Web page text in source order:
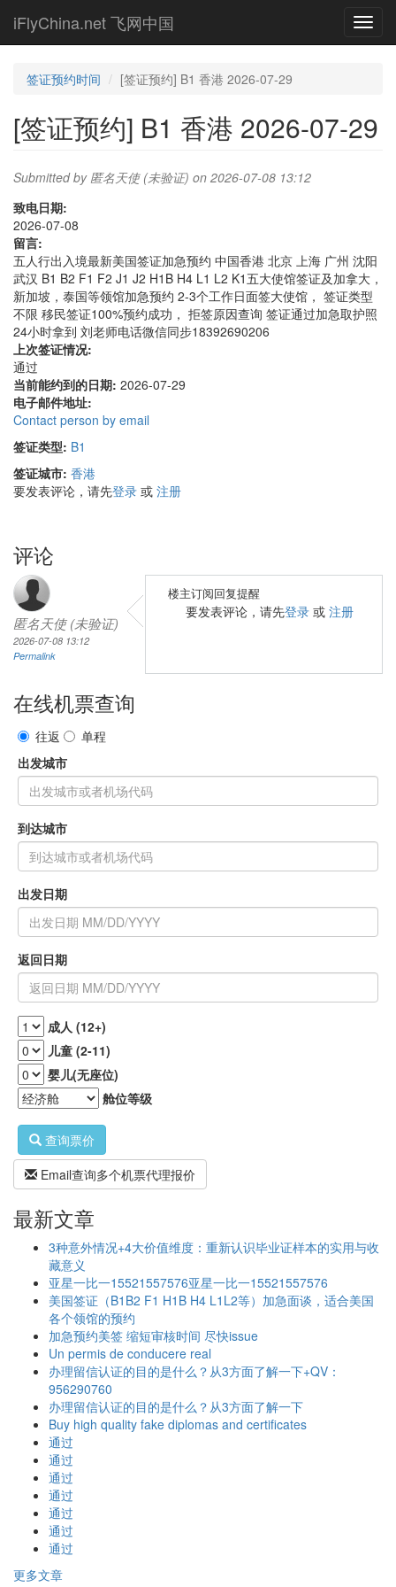
main
iFlyChina.net 飞网中国
签证预约时间 [签证预约] B1 香港 2026-07-29
[签证预约] B1 香港 2026-07-29
Submitted by 匿名天使 (未验证) on 2026-07-08 13:12
致电日期:
2026-07-08
留言:
五人行出入境最新美国签证加急预约 中国香港 北京 上海 广州 沈阳
武汉 B1 B2 F1 F2 J1 J2 H1B H4 L1 L2 K1五大使馆签证及加拿大，
新加坡，泰国等领馆加急预约 2-3个工作日面签大使馆， 签证类型
不限 移民签证100%预约成功， 拒签原因查询 签证通过加急取护照
24小时拿到 刘老师电话微信同步18392690206
上次签证情况:
通过
当前能约到的日期: 2026-07-29
电子邮件地址:
Contact person by email
签证类型: B1
签证城市: 香港
要发表评论，请先登录 或 注册
评论
匿名天使 (未验证)
2026-07-08 13:12
Permalink
楼主订阅回复提醒
要发表评论，请先登录 或 注册
在线机票查询
往返
单程
出发城市
到达城市
出发日期
返回日期
成人 (12+)
儿童 (2-11)
婴儿(无座位)
舱位等级
查询票价
Email查询多个机票代理报价
最新文章
3种意外情况+4大价值维度：重新认识毕业证样本的实用与收
藏意义
亚星一比一15521557576亚星一比一15521557576
美国签证（B1B2 F1 H1B H4 L1L2等）加急面谈，适合美国
各个领馆的预约
加急预约美签 缩短审核时间 尽快issue
Un permis de conducere real
办理留信认证的目的是什么？从3方面了解一下+QV：
956290760
办理留信认证的目的是什么？从3方面了解一下
Buy high quality fake diplomas and certificates
通过
通过
通过
通过
通过
通过
通过
更多文章